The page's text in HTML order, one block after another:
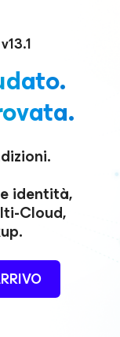
identità,
Cloud,